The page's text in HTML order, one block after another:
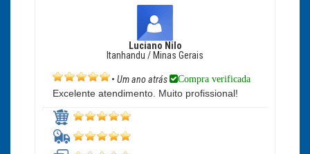
Luciano Nilo
Itanhandu / Minas Gerais
• Um ano atrás Compra verificada
Excelente atendimento. Muito profissional!